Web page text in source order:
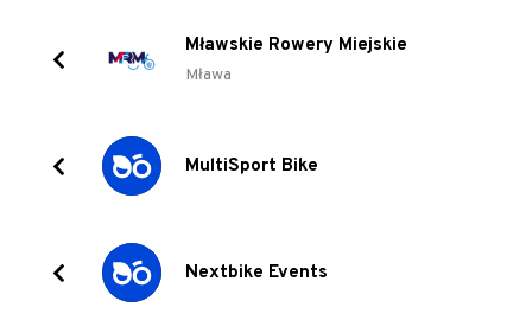
Mławskie Rowery Miejskie
Mława
MultiSport Bike
Nextbike Events